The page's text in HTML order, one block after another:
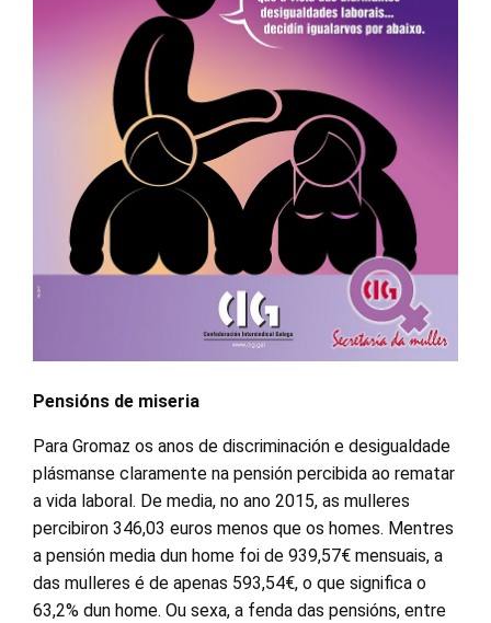
Pensións de miseria
Para Gromaz os anos de discriminación e desigualdade
plásmanse claramente na pensión percibida ao rematar
a vida laboral. De media, no ano 2015, as mulleres
percibiron 346,03 euros menos que os homes. Mentres
a pensión media dun home foi de 939,57€ mensuais, a
das mulleres é de apenas 593,54€, o que significa o
63,2% dun home. Ou sexa, a fenda das pensións, entre